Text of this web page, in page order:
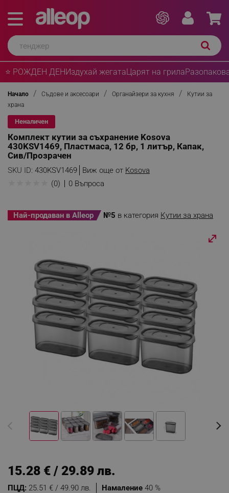
⭐ РОЖДЕН ДЕНИздухай жегатаЦарят на грила
Начало Съдове и аксесоари Органайзери за кухня
Кутии за
храна
Неналичен
Комплект кутии за съхранение Kosova
430KSV1469, Пластмаса, 12 бр, 1 литър, Капак,
Сив/Прозрачен
SKU ID: 430KSV1469 Виж още от Kosova
(0) 0 Въпроса
Най-продаван в Alleop №5 в категория Кутии за храна
Намаление 40 %
ПЦД: 25.51 € / 49.90 лв.
15.28 € / 29.89 лв.